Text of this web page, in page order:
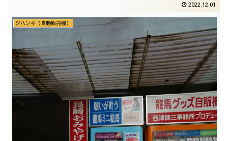
2022.12.01
ジハンキ（自動販売機）